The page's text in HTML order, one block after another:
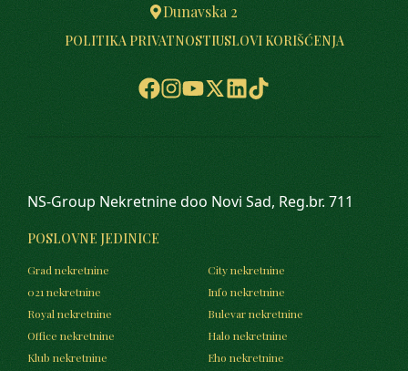
Dunavska 2
POLITIKA PRIVATNOSTIUSLOVI KORIŠĆENJA
NS-Group Nekretnine doo Novi Sad, Reg.br. 711
POSLOVNE JEDINICE
Grad nekretnine
City nekretnine
021 nekretnine
Info nekretnine
Royal nekretnine
Bulevar nekretnine
Office nekretnine
Halo nekretnine
Klub nekretnine
Eho nekretnine